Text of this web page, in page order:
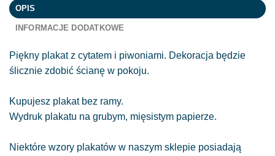
OPIS
INFORMACJE DODATKOWE
Piękny plakat z cytatem i piwoniami. Dekoracja będzie
ślicznie zdobić ścianę w pokoju.
Kupujesz plakat bez ramy.
Wydruk plakatu na grubym, mięsistym papierze.
Niektóre wzory plakatów w naszym sklepie posiadają